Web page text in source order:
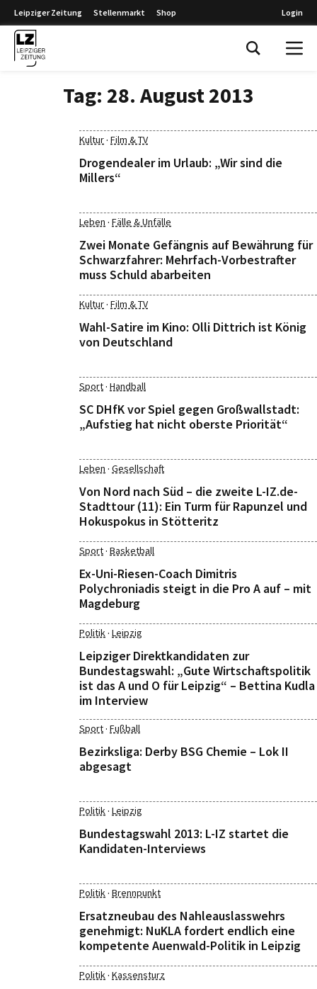
Leipziger Zeitung Stellenmarkt Shop Login
Tag: 28. August 2013
Kultur· Film & TV
Drogendealer im Urlaub: „Wir sind die
Millers“
Leben · Fälle & Unfälle
Zwei Monate Gefängnis auf Bewährung für
Schwarzfahrer: Mehrfach-Vorbestrafter
muss Schuld abarbeiten
Kultur· Film & TV
Wahl-Satire im Kino: Olli Dittrich ist König
von Deutschland
Sport· Handball
SC DHfK vor Spiel gegen Großwallstadt:
„Aufstieg hat nicht oberste Priorität“
Leben · Gesellschaft
Von Nord nach Süd – die zweite L-IZ.de-
Stadttour (11): Ein Turm für Rapunzel und
Hokuspokus in Stötteritz
Sport· Basketball
Ex-Uni-Riesen-Coach Dimitris
Polychroniadis steigt in die Pro A auf – mit
Magdeburg
Politik· Leipzig
Leipziger Direktkandidaten zur
Bundestagswahl: „Gute Wirtschaftspolitik
ist das A und O für Leipzig“ – Bettina Kudla
im Interview
Sport· Fußball
Bezirksliga: Derby BSG Chemie – Lok II
abgesagt
Politik· Leipzig
Bundestagswahl 2013: L-IZ startet die
Kandidaten-Interviews
Politik· Brennpunkt
Ersatzneubau des Nahleauslasswehrs
genehmigt: NuKLA fordert endlich eine
kompetente Auenwald-Politik in Leipzig
Politik· Kassensturz